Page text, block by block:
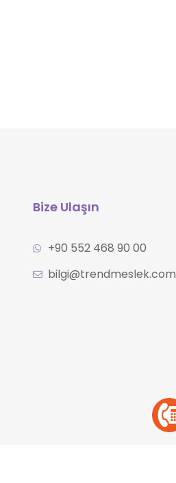
Bize Ulaşın
+90 552 468 90 00
bilgi@trendmeslek.com